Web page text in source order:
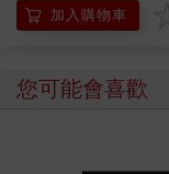
加入購物車
您可能會喜歡